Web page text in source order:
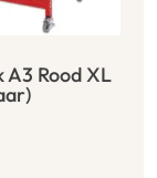
A3 Rood XL